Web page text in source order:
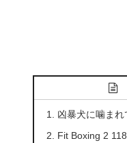
凶暴犬に噛ま
Fit Boxing 2